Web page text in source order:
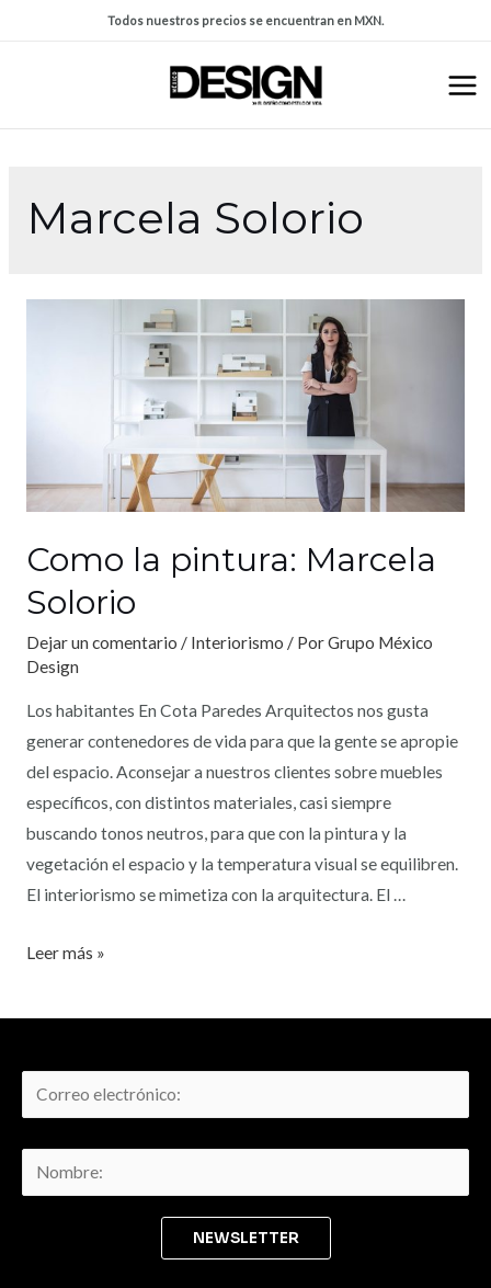
Todos nuestros precios se encuentran en MXN.
Marcela Solorio
Como la pintura: Marcela
Solorio
Dejar un comentario / Interiorismo / PorGrupo México
Design
Los habitantes En Cota Paredes Arquitectos nos gusta
generar contenedores de vida para que la gente se apropie
del espacio. Aconsejar a nuestros clientes sobre muebles
específicos, con distintos materiales, casi siempre
buscando tonos neutros, para que con la pintura y la
vegetación el espacio y la temperatura visual se equilibren.
El interiorismo se mimetiza con la arquitectura. El …
Leer más »